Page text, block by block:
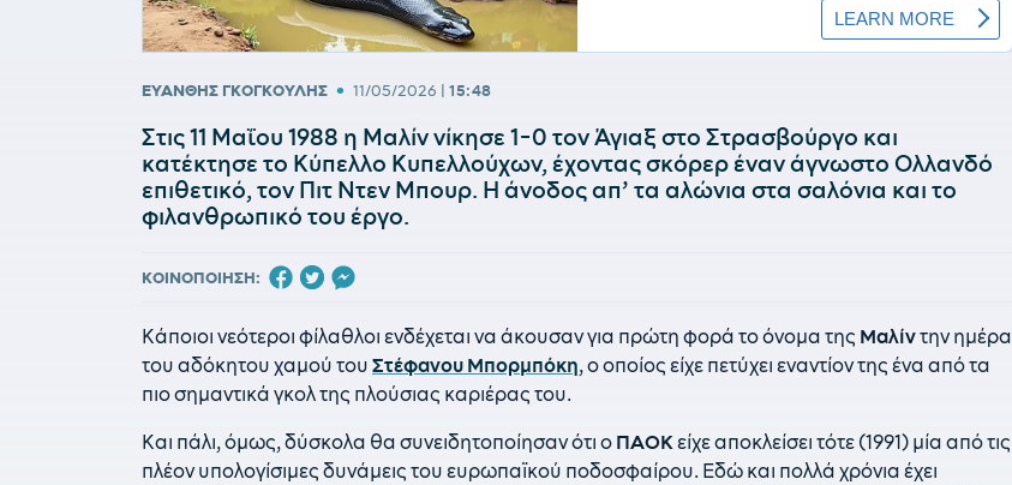
ΕΥΑΝΘΗΣ ΓΚΟΓΚΟΥΛΗΣ • 11/05/2026 | 15:48
Στις 11 Μαΐου 1988 η Μαλίν νίκησε 1-0 τον Άγιαξ στο Στρασβούργο και
κατέκτησε το Κύπελλο Κυπελλούχων, έχοντας σκόρερ έναν άγνωστο Ολλανδό
επιθετικό, τον Πιτ Ντεν Μπουρ. Η άνοδος απ’ τα αλώνια στα σαλόνια και το
φιλανθρωπικό του έργο.
ΚΟΙΝΟΠΟΙΗΣΗ:
Κάποιοι νεότεροι φίλαθλοι ενδέχεται να άκουσαν για πρώτη φορά το όνομα της Μαλίντην ημέρα
του αδόκητου χαμού του Στέφανου Μπορμπόκη, ο οποίος είχε πετύχει εναντίον της ένα από τα
πιο σημαντικά γκολ της πλούσιας καριέρας του.
Και πάλι, όμως, δύσκολα θα συνειδητοποίησαν ότι ο ΠΑΟΚείχε αποκλείσει τότε (1991) μία από τις
πλέον υπολογίσιμες δυνάμεις του ευρωπαϊκού ποδοσφαίρου. Εδώ και πολλά χρόνια έχει